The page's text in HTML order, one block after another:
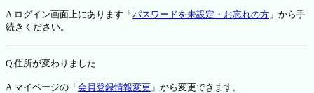
A.ログイン画面上にあります「 パスワードを未設定・お忘れの方 」から手
続きください。
Q.住所が変わりました
A.マイページの「 会員登録情報変更 」から変更できます。